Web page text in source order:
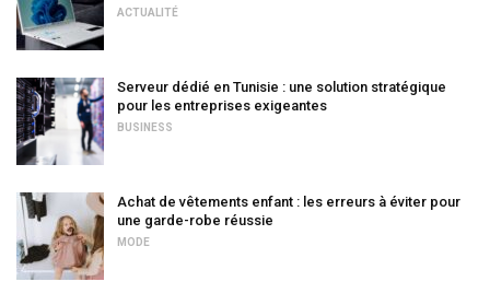
ACTUALITÉ
Serveur dédié en Tunisie : une solution stratégique
pour les entreprises exigeantes
BUSINESS
Achat de vêtements enfant : les erreurs à éviter pour
une garde-robe réussie
MODE